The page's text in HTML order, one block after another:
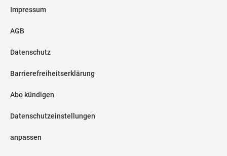
Impressum
AGB
Datenschutz
Barrierefreiheitserklärung
Abo kündigen
Datenschutzeinstellungen
anpassen